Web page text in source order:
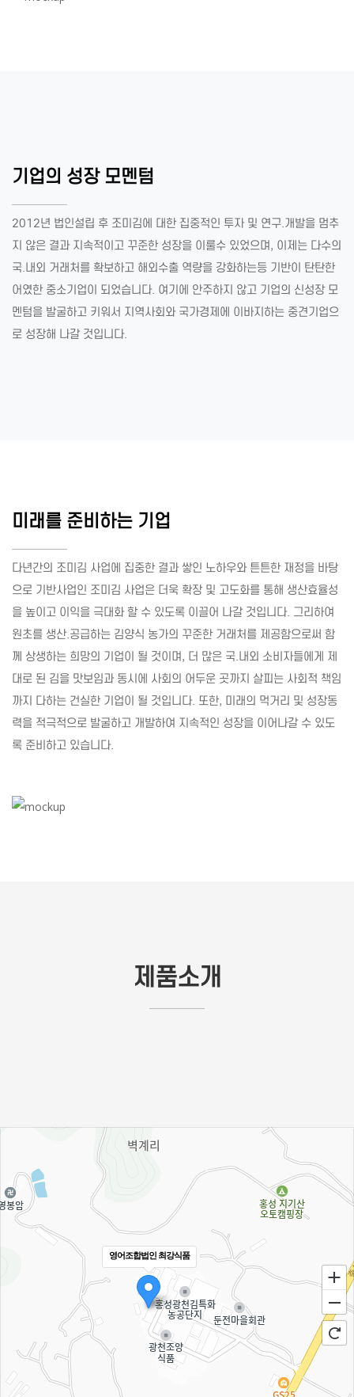
기업의 성장 모멘텀
2012년 법인설립 후 조미김에 대한 집중적인 투자 및 연구.개발을 멈추
지 않은 결과 지속적이고 꾸준한 성장을 이룰수 있었으며, 이제는 다수의
국.내외 거래처를 확보하고 해외수출 역량을 강화하는등 기반이 탄탄한
어였한 중소기업이 되었습니다. 여기에 안주하지 않고 기업의 신성장 모
멘텀을 발굴하고 키워서 지역사회와 국가경제에 이바지하는 중견기업으
로 성장해 나갈 것입니다.
미래를 준비하는 기업
다년간의 조미김 사업에 집중한 결과 쌓인 노하우와 튼튼한 재정을 바탕
으로 기반사업인 조미김 사업은 더욱 확장 및 고도화를 통해 생산효율성
을 높이고 이익을 극대화 할 수 있도록 이끌어 나갈 것입니다. 그리하여
원초를 생산.공급하는 김양식 농가의 꾸준한 거래처를 제공함으로써 함
께 상생하는 희망의 기업이 될 것이며, 더 많은 국.내외 소비자들에게 제
대로 된 김을 맛보임과 동시에 사회의 어두운 곳까지 살피는 사회적 책임
까지 다하는 건실한 기업이 될 것입니다. 또한, 미래의 먹거리 및 성장동
력을 적극적으로 발굴하고 개발하여 지속적인 성장을 이어나갈 수 있도
록 준비하고 있습니다.
제품소개
영어조합법인 최강식품